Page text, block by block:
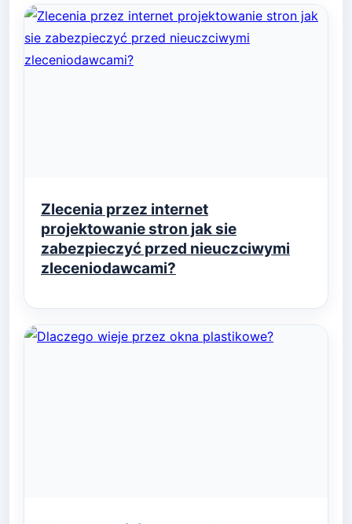
Zlecenia przez internet
projektowanie stron jak sie
zabezpieczyć przed nieuczciwymi
zleceniodawcami?